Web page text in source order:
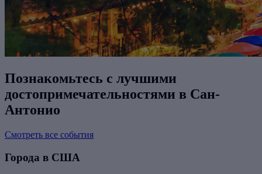
Познакомьтесь с лучшими
достопримечательностями в Сан-
Антонио
Смотреть все события
Города в США